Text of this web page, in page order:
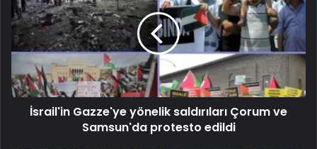
İsrail'in Gazze'ye yönelik saldırıları Çorum ve
Samsun'da protesto edildi